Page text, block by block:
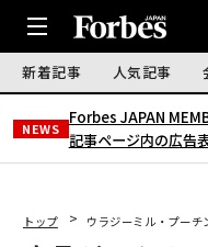
新着記事 人気記事
NEWS
Forbes JAPAN
記事ページ内の広告
トップ ウラジーミル・プーチ